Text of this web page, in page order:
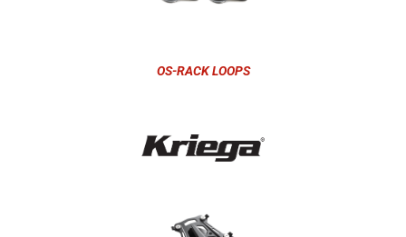
OS-RACK LOOPS